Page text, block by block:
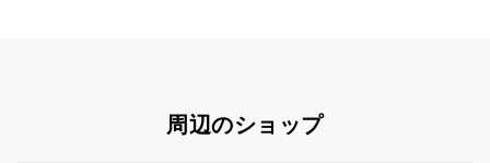
周辺のショップ